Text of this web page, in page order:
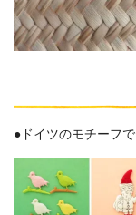
●ドイツのモチーフ